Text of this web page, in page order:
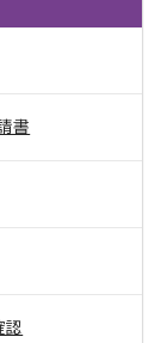
書
認